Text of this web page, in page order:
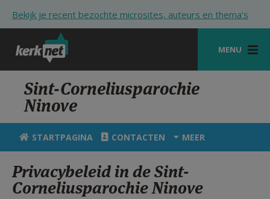
Bekijk je recent bezochte microsites, auteurs en thema's
MENU
STARTPAGINA
KERK
VIERINGEN
ZOEKEN
Sint-Corneliusparochie
Ninove
STARTPAGINA CONTACTEN MEER
Privacybeleid in de Sint-
Corneliusparochie Ninove